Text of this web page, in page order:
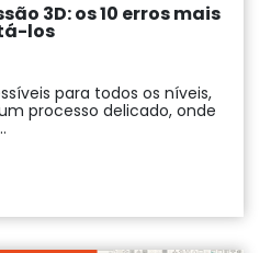
3D: os 10 erros mais
los
para todos os níveis,
processo delicado, onde